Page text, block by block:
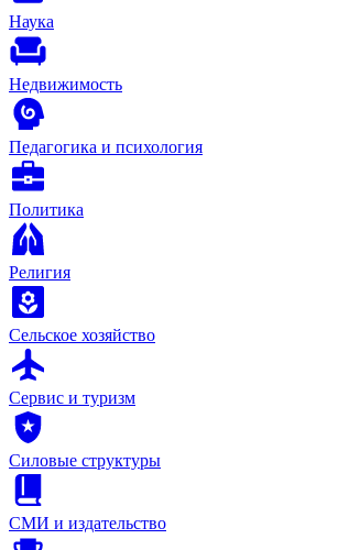
Наука
Недвижимость
Педагогика и психология
Политика
Религия
Сельское хозяйство
Сервис и туризм
Силовые структуры
СМИ и издательство